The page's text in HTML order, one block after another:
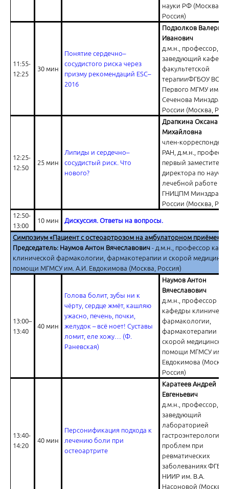
Доказательная база в отношении лекарственных средств для
Творческий подход С.П. Боткина
Место нейротропных витаминов в лечении боли
Ответы на вопросы
науки РФ (Москва,
Россия)
11:55-
12:25
30 мин
Понятие сердечно–
сосудистого риска через
призму рекомендаций ESC–
2016
Подзолков Валерий
Иванович
д.м.н., профессор,
заведующий
факультетской
терапииФГБОУ ВО
Первого МГМУ им.
Сеченова Минздрава
России (Москва,
12:25-
12:50
25 мин
Липиды и сердечно–
сосудистый риск. Что
нового?
Драпкина Оксана
Михайловна
член-корреспондент
РАН, д.м.н.,
первый заместитель
директора по
лечебной работе
ГНИЦПМ Минздрава
России (Москва,
12:50-
13:00
10 мин Дискуссия. Ответы на вопросы.
Симпозиум «Пациент с остеоартрозом на амбулаторном приёме»
Председатель: Наумов Антон Вячеславович - д.м.н., профессор
клинической фармакологии, фармакотерапии и скорой
помощи МГМСУ им. А.И. Евдокимова (Москва, Россия)
13:00–
13:40
40 мин
Голова болит, зубы ни к
чёрту, сердце жмёт, кашляю
ужасно, печень, почки,
желудок – всё ноет! Суставы
ломит, еле хожу… (Ф.
Раневская)
Наумов Антон
Вячеславович
д.м.н., профессор
кафедры
фармакологии,
фармакотерапии и
скорой медицинской
помощи МГМСУ им.
Евдокимова (Москва,
Россия)
13:40-
14:20
40 мин
Персонификация подхода к
лечению боли при
остеоартрите
Каратеев Андрей
Евгеньевич
д.м.н., профессор,
заведующий
лабораторией
проблем при
ревматических
заболеваниях ФГБНУ
НИИР им. В.А.
Насоновой (Москва,